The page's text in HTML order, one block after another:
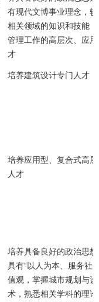
有现代文博事业理念，
相关领域的知识和技能
管理工作的高层次、应
才
培养建筑设计专门人才
培养应用型、复合式高
人才
培养具备良好的政治思
具有“以人为本、服务社
值观，掌握城市规划与
术，熟悉相关学科的理